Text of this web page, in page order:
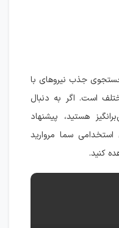
جذب نیروهای با
است. اگر به دنبال
هستید، پیشنهاد
سما مروارید
کنید.